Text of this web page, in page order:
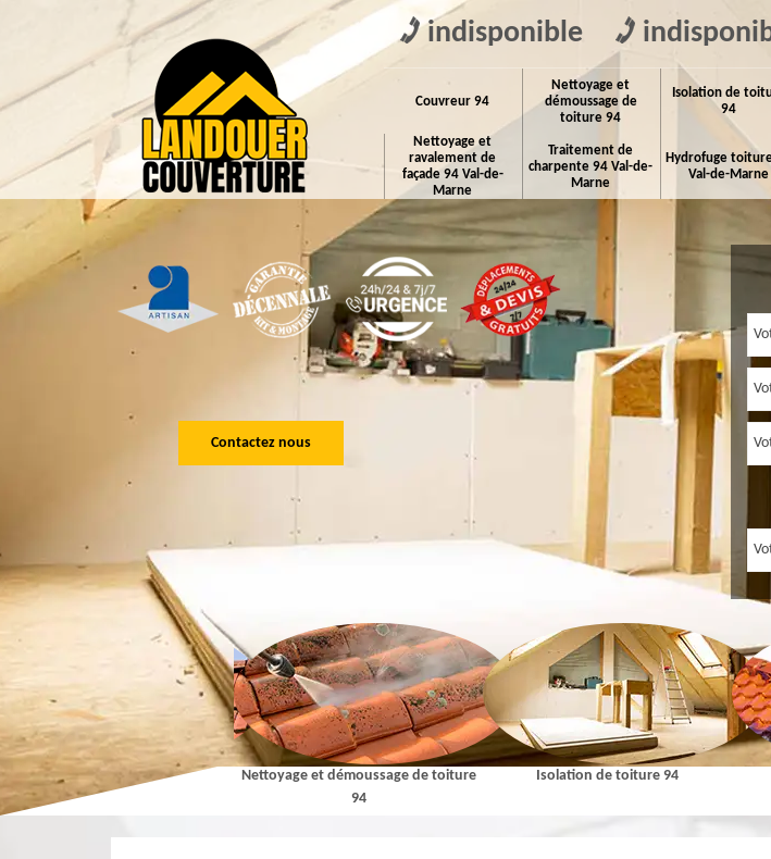
indisponible
Couvreur 94
Nettoyage et
démoussage de
toiture 94
Isolation de
94
Nettoyage et
ravalement de
façade 94 Val-de-
Marne
Traitement de
charpente 94 Val-de-
Marne
Hydrofuge
Val-de-Marne
Contactez nous
Couvreur 94
Nettoyage et démoussage de toiture
94
Isolation de toiture 94